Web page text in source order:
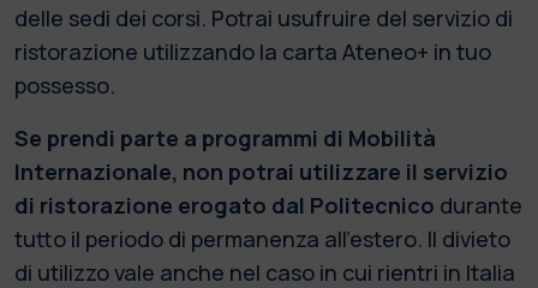
delle sedi dei corsi. Potrai usufruire del servizio di
ristorazione utilizzando la carta Ateneo+ in tuo
possesso.
Se prendi parte a programmi di Mobilità
Internazionale, non potrai utilizzare il servizio
di ristorazione erogato dal Politecnico durante
tutto il periodo di permanenza all'estero. Il divieto
di utilizzo vale anche nel caso in cui rientri in Italia